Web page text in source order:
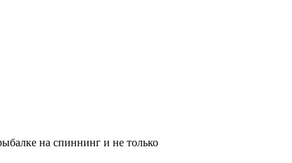
на спиннинг и не только